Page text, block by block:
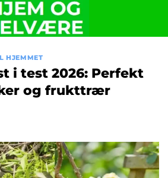
HJEMMET
i test 2026: Perfekt
og frukttrær